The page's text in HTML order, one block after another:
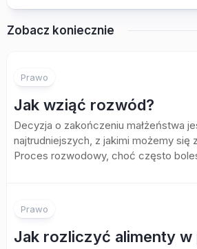
Zobacz koniecznie
Prawo
Jak wziąć rozwód?
Decyzja o zakończeniu małżeństwa
najtrudniejszych, z jakimi możemy się
Proces rozwodowy, choć często
Prawo
Jak rozliczyć alimenty w